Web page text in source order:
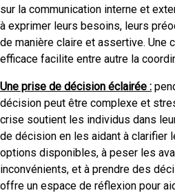
sur la communication interne et
à exprimer leurs besoins, leurs
de manière claire et assertive. Une
efficace facilite entre autre la
Une prise de décision éclairée :
décision peut être complexe et
crise soutient les individus dans
de décision en les aidant à clarifier
options disponibles, à peser les
inconvénients, et à prendre des
offre un espace de réflexion pour